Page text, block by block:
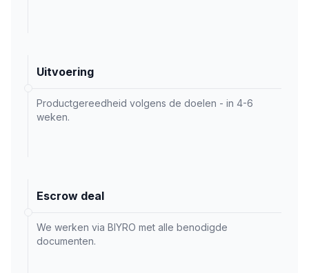
Uitvoering
Productgereedheid volgens de doelen - in 4-6
weken.
Escrow deal
We werken via BIYRO met alle benodigde
documenten.